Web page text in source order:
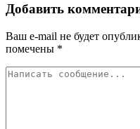
Добавить
Ваш e-mail не будет
помечены *